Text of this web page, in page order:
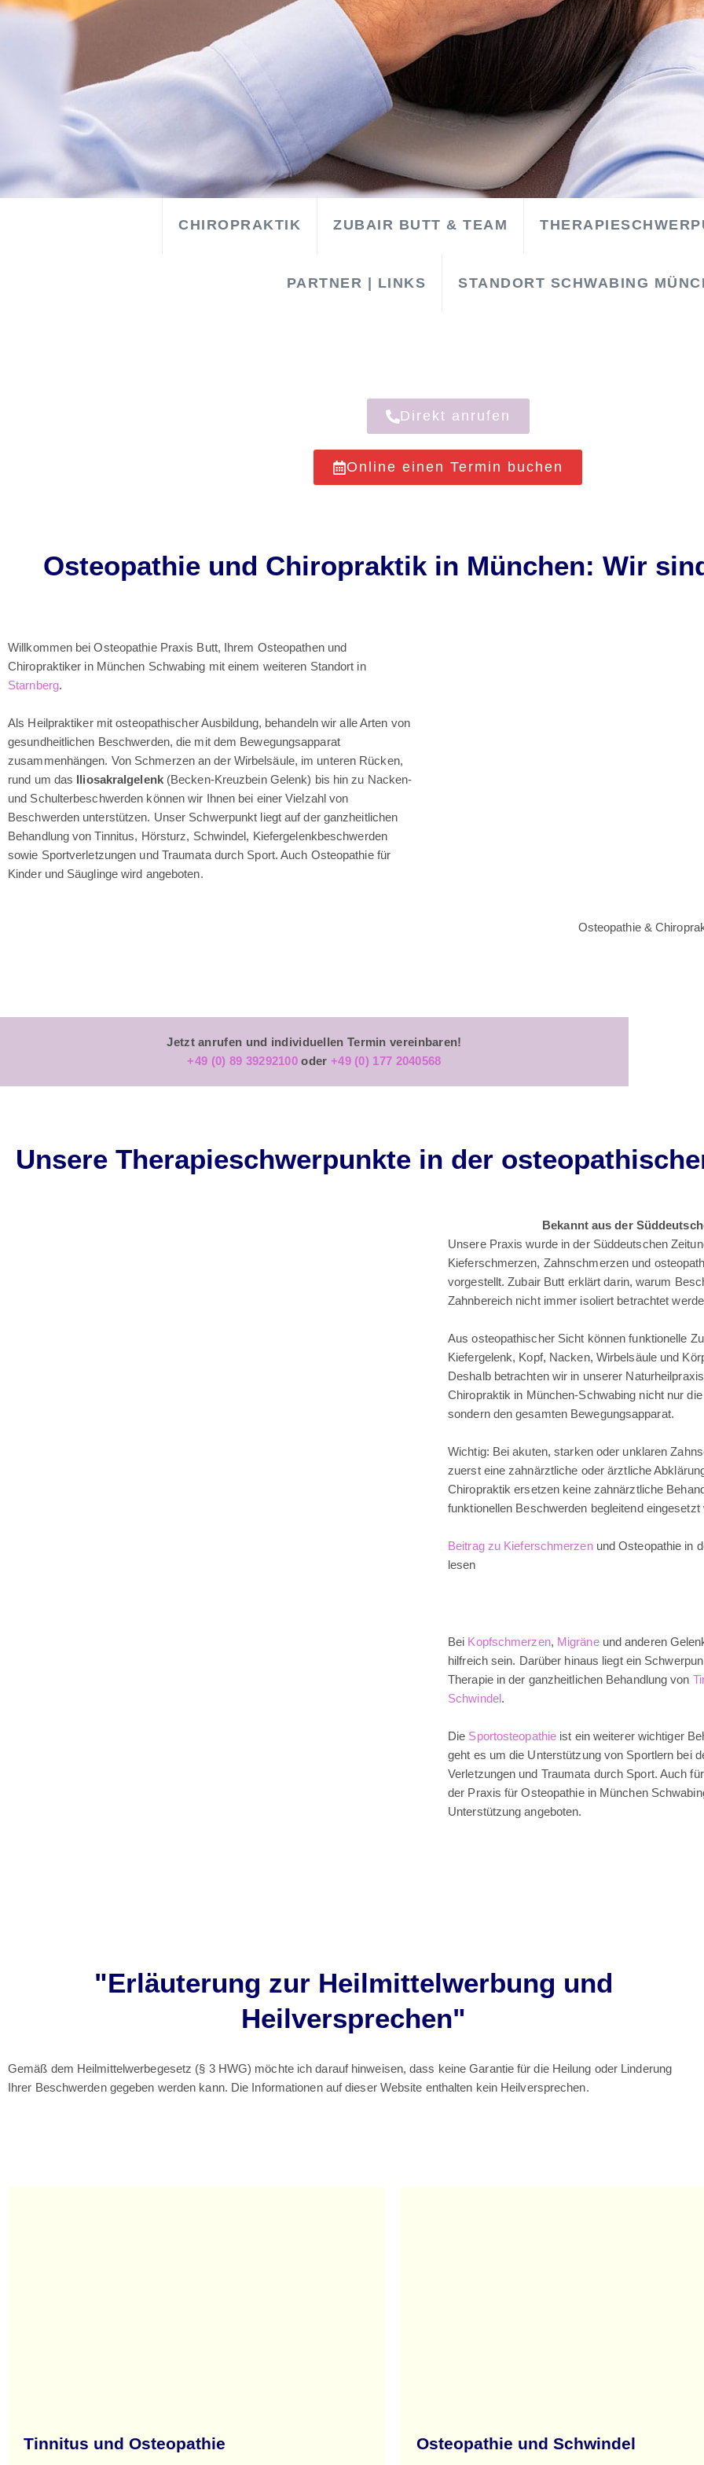
CHIROPRAKTIK ZUBAIR BUTT & TEAM
PARTNER | LINKS STANDORT SCHWABING
Direkt anrufen
Online einen Termin buchen
Osteopathie und Chiropraktik in München: Wir
Willkommen bei Osteopathie Praxis Butt, Ihrem Osteopathen und
Chiropraktiker in München Schwabing mit einem weiteren Standort in
Starnberg.
Als Heilpraktiker mit osteopathischer Ausbildung, behandeln wir alle Arten von
gesundheitlichen Beschwerden, die mit dem Bewegungsapparat
zusammenhängen. Von Schmerzen an der Wirbelsäule, im unteren Rücken,
rund um das Iliosakralgelenk(Becken-Kreuzbein Gelenk) bis hin zu Nacken-
und Schulterbeschwerden können wir Ihnen bei einer Vielzahl von
Beschwerden unterstützen. Unser Schwerpunkt liegt auf der ganzheitlichen
Behandlung von Tinnitus, Hörsturz, Schwindel, Kiefergelenkbeschwerden
sowie Sportverletzungen und Traumata durch Sport. Auch Osteopathie für
Kinder und Säuglinge wird angeboten.
Osteopathie &
Jetzt anrufen und individuellen Termin vereinbaren!
+49 (0) 89 39292100 oder +49 (0) 177 2040568
Unsere Therapieschwerpunkte in der
Bekannt aus der
Unsere Praxis wurde in der Süddeutschen
Kieferschmerzen, Zahnschmerzen und
vorgestellt. Zubair Butt erklärt darin, warum
Zahnbereich nicht immer isoliert betrachtet
Aus osteopathischer Sicht können funktionelle
Kiefergelenk, Kopf, Nacken, Wirbelsäule und
Deshalb betrachten wir in unserer
Chiropraktik in München-Schwabing nicht nur
sondern den gesamten Bewegungsapparat.
Wichtig: Bei akuten, starken oder unklaren
zuerst eine zahnärztliche oder ärztliche
Chiropraktik ersetzen keine zahnärztliche
funktionellen Beschwerden begleitend eingesetzt
Beitrag zu Kieferschmerzenund Osteopathie in
lesen
Bei Kopfschmerzen, Migräneund anderen
hilfreich sein. Darüber hinaus liegt ein
Therapie in der ganzheitlichen Behandlung von
Schwindel.
Die Sportosteopathie ist ein weiterer wichtiger
geht es um die Unterstützung von Sportlern bei
Verletzungen und Traumata durch Sport. Auch
der Praxis für Osteopathie in München
Unterstützung angeboten.
"Erläuterung zur Heilmittelwerbung und
Heilversprechen"
Gemäß dem Heilmittelwerbegesetz (§ 3 HWG) möchte ich darauf hinweisen, dass keine Garantie für die Heilung oder Linderung
Ihrer Beschwerden gegeben werden kann. Die Informationen auf dieser Website enthalten kein Heilversprechen.
Tinnitus und Osteopathie Osteopathie und Schwindel